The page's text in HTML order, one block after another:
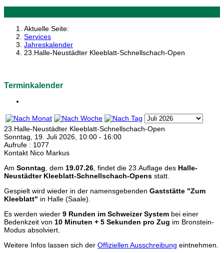
Aktuelle Seite:
Services
Jahreskalender
23.Halle-Neustädter Kleeblatt-Schnellschach-Open
Terminkalender
23.Halle-Neustädter Kleeblatt-Schnellschach-Open
Sonntag, 19. Juli 2026, 10:00 - 16:00
Aufrufe : 1077
Kontakt Nico Markus
Am Sonntag, dem 19.07.26, findet die 23.Auflage des Halle-
Neustädter Kleeblatt-Schnellschach-Opens statt.
Gespielt wird wieder in der namensgebenden Gaststätte "Zum
Kleeblatt" in Halle (Saale).
Es werden wieder 9 Runden im Schweizer System bei einer
Bedenkzeit von 10 Minuten + 5 Sekunden pro Zug im Bronstein-
Modus absolviert.
Weitere Infos lassen sich der Offiziellen Ausschreibung eintnehmen.